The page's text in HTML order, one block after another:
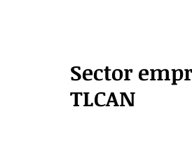
Sector
TLCAN